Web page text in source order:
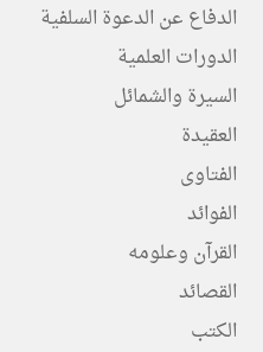
الدفاع عن الدعوة السلفية
الدورات العلمية
السيرة والشمائل
العقيدة
الفتاوى
الفوائد
القرآن وعلومه
القصائد
الكتب